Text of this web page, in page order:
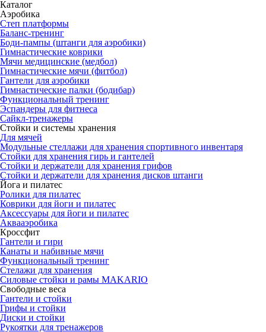
Каталог
Аэробика
Степ платформы
Баланс-тренинг
Боди-пампы (штанги для аэробики)
Гимнастические коврики
Мячи медицинские (медбол)
Гимнастические мячи (фитбол)
Гантели для аэробики
Гимнастические палки (бодибар)
Функциональный тренинг
Эспандеры для фитнеса
Сайкл-тренажеры
Стойки и системы хранения
Для мячей
Модульные стеллажи для хранения спортивного инвентаря
Стойки для хранения гирь и гантелей
Стойки и держатели для хранения грифов
Стойки и держатели для хранения дисков штанги
Йога и пилатес
Ролики для пилатес
Коврики для йоги и пилатес
Аксессуары для йоги и пилатес
Аквааэробика
Кроссфит
Гантели и гири
Канаты и набивные мячи
Функциональный тренинг
Стелажи для хранения
Силовые стойки и рамы MAKARIO
Свободные веса
Гантели и стойки
Грифы и стойки
Диски и стойки
Рукоятки для тренажеров